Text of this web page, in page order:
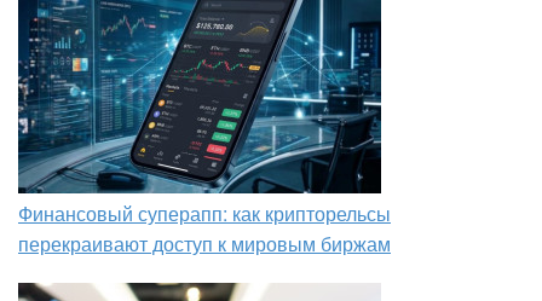
Финансовый суперапп: как крипторельсы
перекраивают доступ к мировым биржам